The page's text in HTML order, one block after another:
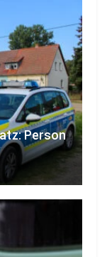
Person